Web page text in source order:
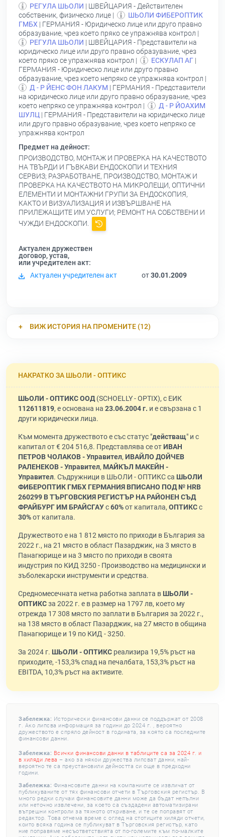
РЕГУЛА ШЬОЛИ | ШВЕЙЦАРИЯ - Действителен
собственик, физическо лице |
ШЬОЛИ ФИБЕРОПТИК
ГМБХ | ГЕРМАНИЯ - Юридическо лице или друго правно
образувание, чрез което пряко се упражнява контрол |
РЕГУЛА ШЬОЛИ | ШВЕЙЦАРИЯ - Представители на
юридическо лице или друго правно образувание, чрез
което пряко се упражнява контрол |
ЕСКУЛАП АГ |
ГЕРМАНИЯ - Юридическо лице или друго правно
образувание, чрез което непряко се упражнява контрол |
Д - Р ЙЕНС ФОН ЛАКУМ | ГЕРМАНИЯ - Представители
на юридическо лице или друго правно образувание, чрез
което непряко се упражнява контрол |
Д - Р ЙОАХИМ
ШУЛЦ | ГЕРМАНИЯ - Представители на юридическо лице
или друго правно образувание, чрез което непряко се
упражнява контрол
Предмет на дейност:
ПРОИЗВОДСТВО, МОНТАЖ И ПРОВЕРКА НА КАЧЕСТВОТО
НА ТВЪРДИ И ГЪВКАВИ ЕНДОСКОПИ И ТЕХНИЯ
СЕРВИЗ; РАЗРАБОТВАНЕ, ПРОИЗВОДСТВО, МОНТАЖ И
ПРОВЕРКА НА КАЧЕСТВОТО НА МИКРОЛЕЩИ, ОПТИЧНИ
ЕЛЕМЕНТИ И МОНТАЖНИ ГРУПИ ЗА ЕНДОСКОПИЯ,
КАКТО И ВИЗУАЛИЗАЦИЯ И ИЗВЪРШВАНЕ НА
ПРИЛЕЖАЩИТЕ ИМ УСЛУГИ; РЕМОНТ НА СОБСТВЕНИ И
ЧУЖДИ ЕНДОСКОПИ.
Актуален дружествен
договор, устав,
или учредителен акт:
Актуален учредителен акт
от30.01.2009
ВИЖ ИСТОРИЯ НА ПРОМЕНИТЕ (12)
НАКРАТКО ЗА ШЬОЛИ - ОПТИКС
ШЬОЛИ - ОПТИКС ООД(SCHOELLY - OPTIX), с ЕИК
112611819, е основана на 23.06.2004 г. и е свързана с 1
други юридически лица.
Към момента дружеството е със статус "действащ" и с
капитал от € 204 516,8. Представлява се отИВАН
ПЕТРОВ ЧОЛАКОВ - Управител, ИВАЙЛО ДОЙЧЕВ
РАЛЕНЕКОВ - Управител, МАЙКЪЛ МАКЕЙН -
Управител. Съдружници в ШЬОЛИ - ОПТИКС са ШЬОЛИ
ФИБЕРОПТИК ГМБХ ГЕРМАНИЯ ВПИСАНО ПОД № НRВ
260299 В ТЪРГОВСКИЯ РЕГИСТЪР НА РАЙОНЕН СЪД
ФРАЙБУРГ ИМ БРАЙСГАУс60%от капитала, ОПТИКСс
30%от капитала.
Дружеството е на 1 812 място по приходи в България за
2022 г., на 21 място в област Пазарджик, на 3 място в
Панагюрище и на 3 място по приходи в своята
индустрия по КИД 3250 - Производство на медицински и
зъболекарски инструменти и средства.
Средномесечната нетна работна заплата вШЬОЛИ -
ОПТИКСза 2022 г. е в размер на 1797 лв, което му
отрежда 17 308 място по заплати в България за 2022 г.,
на 138 място в област Пазарджик, на 27 място в община
Панагюрище и 19 по КИД - 3250.
За 2024 г. ШЬОЛИ - ОПТИКС реализира 19,5% ръст на
приходите, -153,3% спад на печалбата, 153,3% ръст на
EBITDA, 10,3% ръст на активите.
Забележка: Исторически финансови данни се поддържат от 2008
г. Ако липсва информация за години до 2024 г. , вероятно
дружеството е спряло дейност в годината, за която са последните
финансови данни.
Забележка: Всички финансови данни в таблиците са за 2024 г. и
в хиляди лева – ако за някои дружества липсват данни, най-
вероятно те са преустановили дейността си още в предходни
години.
Забележка: Финансовите данни на компаниите се извличат от
публикуваните от тях финансови отчети в Търговския регистър. В
много редки случаи финансовите данни може да бъдат непълни
или неточно извлечени, за което са създадени автоматизирани
вътрешни контроли за тяхното откриване, и те се поправят от
редактор. Това отнема време с оглед на стотиците хиляди отчети,
които всяка година се публикуват в Търговския регистър, като
ние поправяме несъответствията от по-големите към по-малките